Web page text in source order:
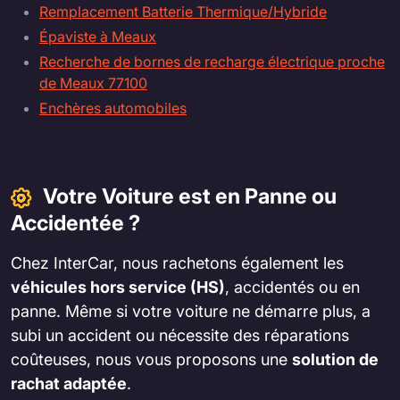
Remplacement Batterie Thermique/Hybride
Épaviste à Meaux
Recherche de bornes de recharge électrique proche
de Meaux 77100
Enchères automobiles
Votre Voiture est en Panne ou
Accidentée ?
Chez InterCar, nous rachetons également les
véhicules hors service (HS), accidentés ou en
panne. Même si votre voiture ne démarre plus, a
subi un accident ou nécessite des réparations
coûteuses, nous vous proposons une solution de
rachat adaptée.